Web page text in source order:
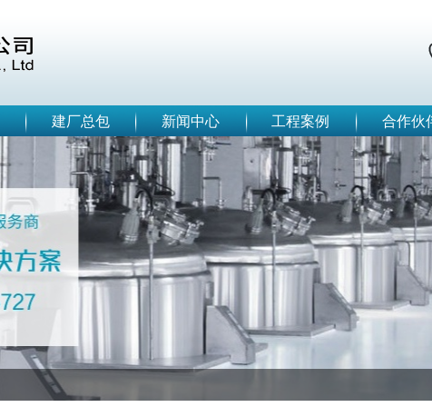
建厂总包 新闻中心 工程案例 合作伙